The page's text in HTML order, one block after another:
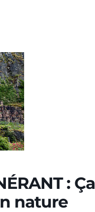
:
nature